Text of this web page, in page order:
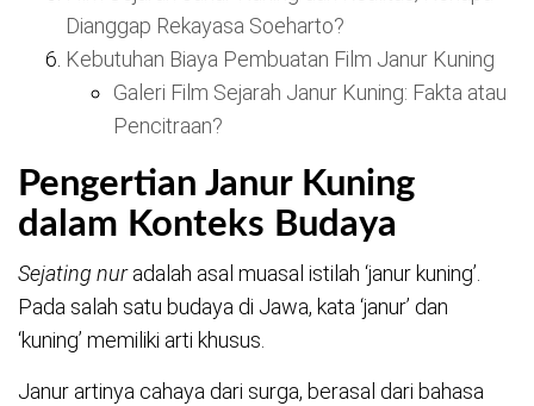
Dianggap Rekayasa Soeharto?
Kebutuhan Biaya Pembuatan Film Janur Kuning
Galeri Film Sejarah Janur Kuning: Fakta atau
Pencitraan?
Pengertian Janur Kuning
dalam Konteks Budaya
Sejating nuradalah asal muasal istilah ‘janur kuning’.
Pada salah satu budaya di Jawa, kata ‘janur’ dan
‘kuning’ memiliki arti khusus.
Janur artinya cahaya dari surga, berasal dari bahasa